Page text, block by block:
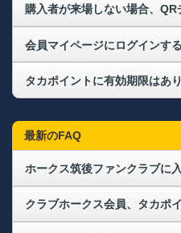
タカポイントに有効期限はあ
最新のFAQ